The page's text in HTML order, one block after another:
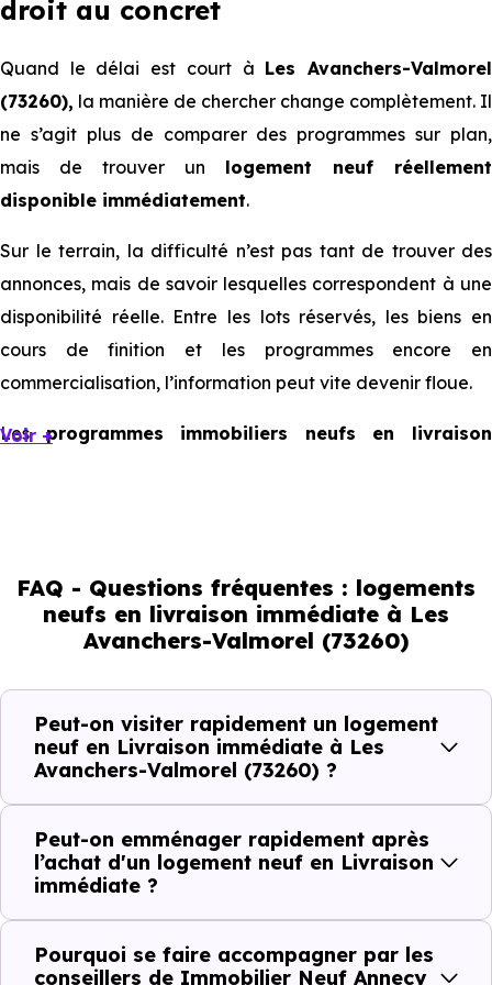
droit au concret
Quand le délai est court à Les Avanchers-Valmorel
(73260), la manière de chercher change complètement. Il
ne s’agit plus de comparer des programmes sur plan,
mais de trouver un logement neuf réellement
disponible immédiatement.
Sur le terrain, la difficulté n’est pas tant de trouver des
annonces, mais de savoir lesquelles correspondent à une
disponibilité réelle. Entre les lots réservés, les biens en
cours de finition et les programmes encore en
commercialisation, l’information peut vite devenir floue.
Lesprogrammes immobiliers neufs en livraison
Livraison immédiate : ce que vous
Avec unlogement neuf en livraison immédiate à Les
Avanchers-Valmorel (73260), vous êtes dans une
logique très concrète. Le logement neuf est là, vous
pouvez le voir, et le projet peut avancer rapidement.
Dans la pratique, voici comment cela se passe :
Action Ce que cela change pour vous
Voir +
FAQ - Questions fréquentes : logements
neufs en livraison immédiate à Les
Avanchers-Valmorel (73260)
Peut-on visiter rapidement un logement
neuf en Livraison immédiate à Les
Avanchers-Valmorel (73260) ?
Peut-on emménager rapidement après
l’achat d'un logement neuf en Livraison
immédiate ?
Pourquoi se faire accompagner par les
conseillers de Immobilier Neuf Annecy